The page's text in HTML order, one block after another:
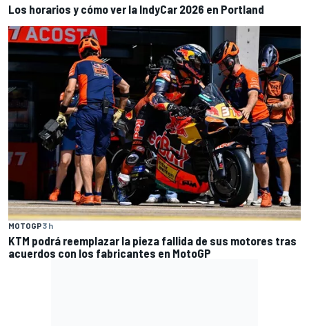
Los horarios y cómo ver la IndyCar 2026 en Portland
MOTOGP3 h
KTM podrá reemplazar la pieza fallida de sus motores tras
acuerdos con los fabricantes en MotoGP